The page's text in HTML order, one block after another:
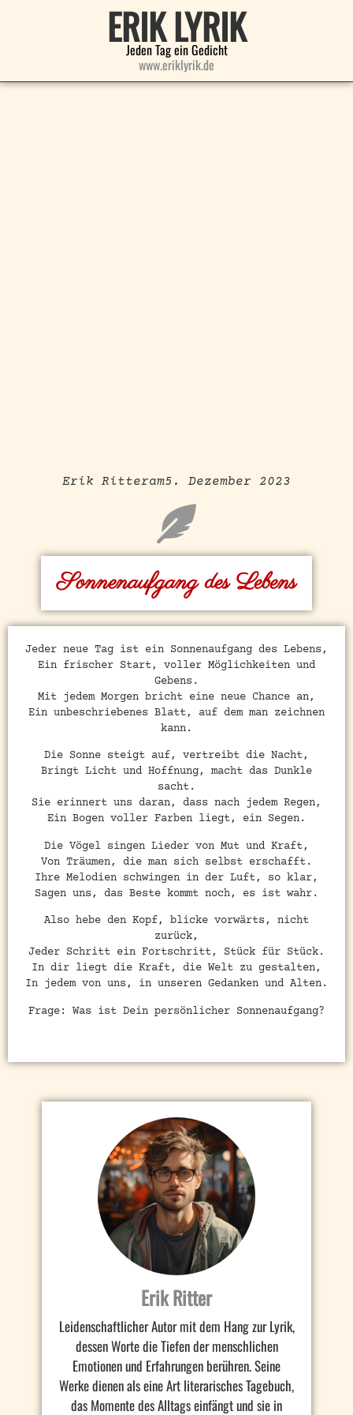
ERIK LYRIK
Jeden Tag ein Gedicht
www.eriklyrik.de
Erik Ritteram5. Dezember 2023
Sonnenaufgang des Lebens
Jeder neue Tag ist ein Sonnenaufgang des Lebens,
Ein frischer Start, voller Möglichkeiten und
Gebens.
Mit jedem Morgen bricht eine neue Chance an,
Ein unbeschriebenes Blatt, auf dem man zeichnen
kann.
Die Sonne steigt auf, vertreibt die Nacht,
Bringt Licht und Hoffnung, macht das Dunkle
sacht.
Sie erinnert uns daran, dass nach jedem Regen,
Ein Bogen voller Farben liegt, ein Segen.
Die Vögel singen Lieder von Mut und Kraft,
Von Träumen, die man sich selbst erschafft.
Ihre Melodien schwingen in der Luft, so klar,
Sagen uns, das Beste kommt noch, es ist wahr.
Also hebe den Kopf, blicke vorwärts, nicht
zurück,
Jeder Schritt ein Fortschritt, Stück für Stück.
In dir liegt die Kraft, die Welt zu gestalten,
In jedem von uns, in unseren Gedanken und Alten.
Frage: Was ist Dein persönlicher Sonnenaufgang?
Erik Ritter
Leidenschaftlicher Autor mit dem Hang zur Lyrik,
dessen Worte die Tiefen der menschlichen
Emotionen und Erfahrungen berühren. Seine
Werke dienen als eine Art literarisches Tagebuch,
das Momente des Alltags einfängt und sie in